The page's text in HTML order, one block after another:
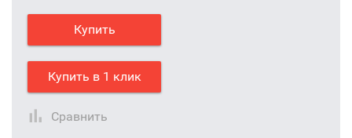
Купить
Купить в 1 клик
Сравнить